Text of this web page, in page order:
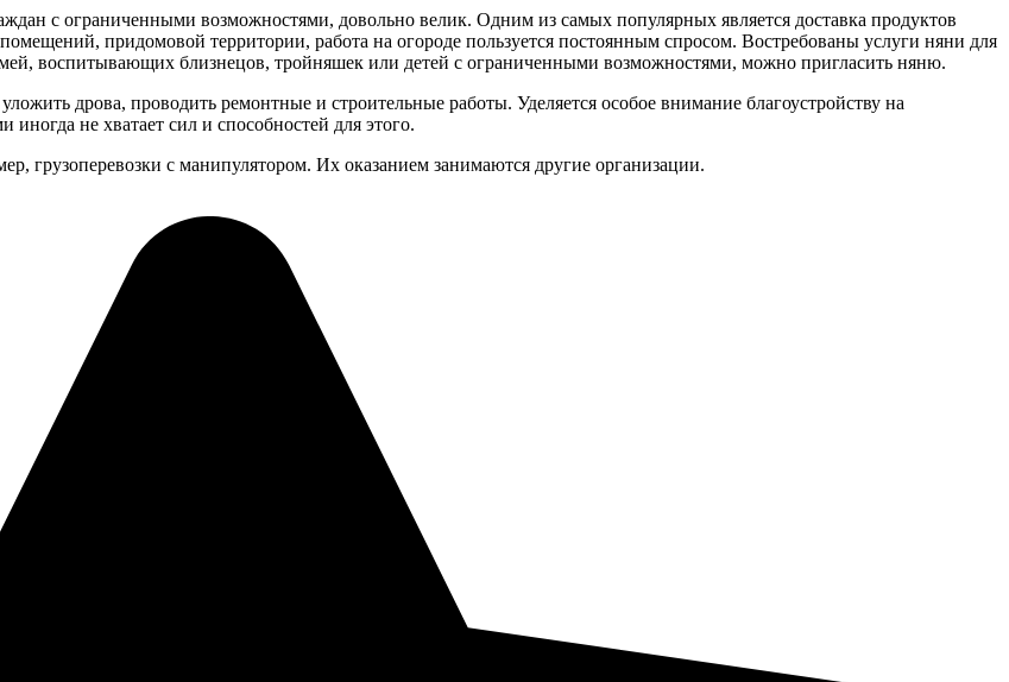
с ограниченными возможностями, довольно велик. Одним из самых популярных является доставка продуктов
придомовой территории, работа на огороде пользуется постоянным спросом. Востребованы услуги няни для
воспитывающих близнецов, тройняшек или детей с ограниченными возможностями, можно пригласить няню.
дрова, проводить ремонтные и строительные работы. Уделяется особое внимание благоустройству на
не хватает сил и способностей для этого.
грузоперевозки с манипулятором. Их оказанием занимаются другие организации.